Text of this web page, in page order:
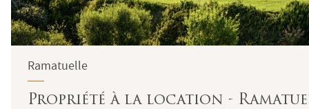
Ramatuelle
Propriété à la location -